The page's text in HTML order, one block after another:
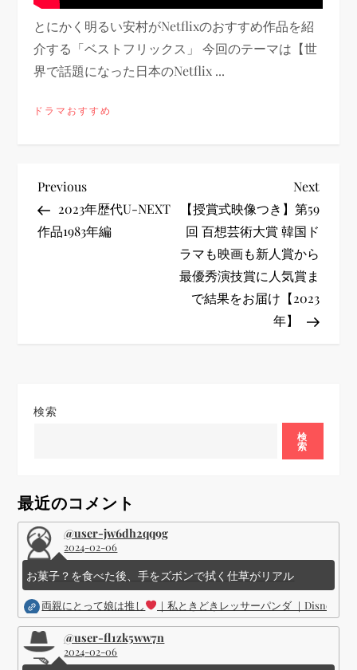
とにかく明るい安村がNetflixのおすすめ作品を紹
介する「ベストフリックス」 今回のテーマは【世
界で話題になった日本のNetflix ...
ドラマおすすめ
投
稿
シ
ン
Previous
Post
Previous
2023年歴代U-NEXT
作品1983年編
Next
Post
Next
【授賞式映像つき】第59
回 百想芸術大賞 韓国ド
ラマも映画も新人賞から
最優秀演技賞に人気賞ま
で結果をお届け【2023
年】
検索
検
索
最近のコメント
@user-jw6dh2qq9g
2024-02-06
お菓子？を食べた後、手をズボンで拭く仕草がリアル
両親にとって娘は推し ｜私ときどきレッサーパンダ ｜Disney (
@user-fl1zk5ww7n
2024-02-06